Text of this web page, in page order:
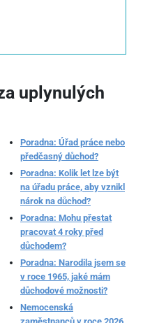
uplynulých
Poradna: Úřad práce nebo
předčasný důchod?
Poradna: Kolik let lze být
na úřadu práce, aby vznikl
nárok na důchod?
Poradna: Mohu přestat
pracovat 4 roky před
důchodem?
Poradna: Narodila jsem se
v roce 1965, jaké mám
důchodové možnosti?
Nemocenská